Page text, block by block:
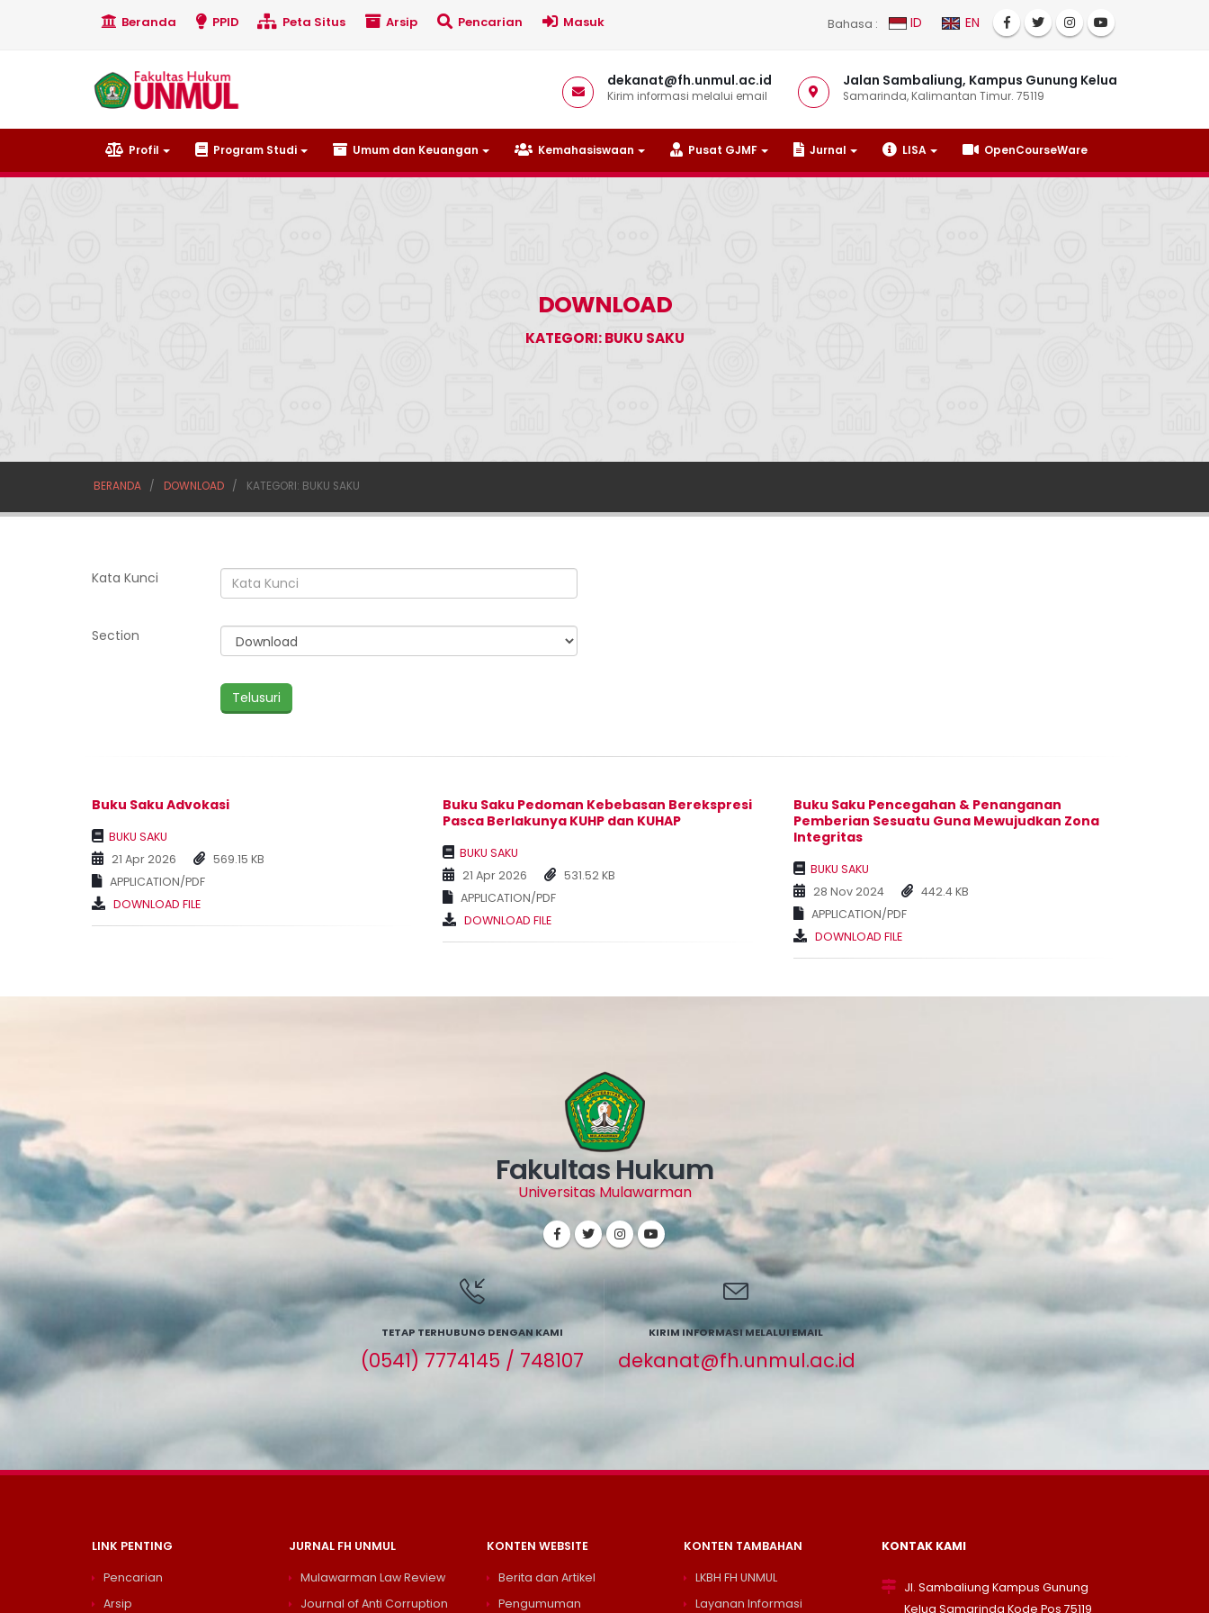
Beranda PPID Peta Situs Arsip Pencarian Masuk Bahasa : ID EN
dekanat@fh.unmul.ac.id
Kirim informasi melalui email
Jalan Sambaliung, Kampus Gunung Kelua
Samarinda, Kalimantan Timur. 75119
Profil Program Studi Umum dan Keuangan Kemahasiswaan Pusat GJMF Jurnal LISA OpenCourseWare
DOWNLOAD
KATEGORI: BUKU SAKU
BERANDA DOWNLOAD KATEGORI: BUKU SAKU
Kata Kunci
Section
Buku Saku Advokasi
BUKU SAKU
21 Apr 2026
569.15 KB
APPLICATION/PDF
DOWNLOAD FILE
Buku Saku Pedoman Kebebasan Berekspresi
Pasca Berlakunya KUHP dan KUHAP
BUKU SAKU
21 Apr 2026
531.52 KB
APPLICATION/PDF
DOWNLOAD FILE
Buku Saku Pencegahan & Penanganan
Pemberian Sesuatu Guna Mewujudkan Zona
Integritas
BUKU SAKU
28 Nov 2024
442.4 KB
APPLICATION/PDF
DOWNLOAD FILE
Fakultas Hukum
Universitas Mulawarman
TETAP TERHUBUNG DENGAN KAMI
(0541) 7774145 / 748107
KIRIM INFORMASI MELALUI EMAIL
dekanat@fh.unmul.ac.id
LINK PENTING
Pencarian
Arsip
JURNAL FH UNMUL
Mulawarman Law Review
Journal of Anti Corruption
KONTEN WEBSITE
Berita dan Artikel
Pengumuman
KONTEN TAMBAHAN
LKBH FH UNMUL
Layanan Informasi
KONTAK KAMI
Jl. Sambaliung Kampus Gunung
Kelua Samarinda Kode Pos 75119